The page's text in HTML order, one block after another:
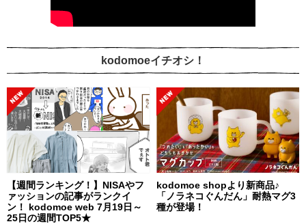
kodomoeイチオシ！
【週間ランキング！】NISAやフ
ァッションの記事がランクイ
ン！ kodomoe web 7月19日～
25日の週間TOP5★
kodomoe shopより新商品♪
「ノラネコぐんだん」耐熱マグ3
種が登場！